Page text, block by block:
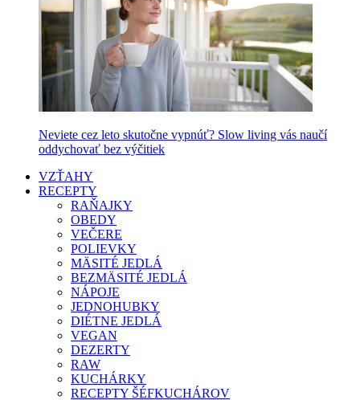
Neviete cez leto skutočne vypnúť? Slow living vás naučí
oddychovať bez výčitiek
VZŤAHY
RECEPTY
RAŇAJKY
OBEDY
VEČERE
POLIEVKY
MÄSITÉ JEDLÁ
BEZMÄSITÉ JEDLÁ
NÁPOJE
JEDNOHUBKY
DIÉTNE JEDLÁ
VEGAN
DEZERTY
RAW
KUCHÁRKY
RECEPTY ŠÉFKUCHÁROV